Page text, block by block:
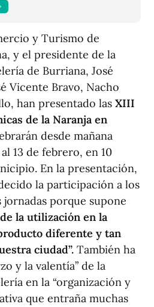
y Turismo de
y el presidente de la
de Burriana, José
Vicente Bravo, Nacho
han presentado las XIII
de la Naranja en
desde mañana
13 de febrero, en 10
En la presentación,
la participación a los
porque supone
la utilización en la
diferente y tan
ciudad”. También ha
y la valentía” de la
en la “organización y
que entraña muchas